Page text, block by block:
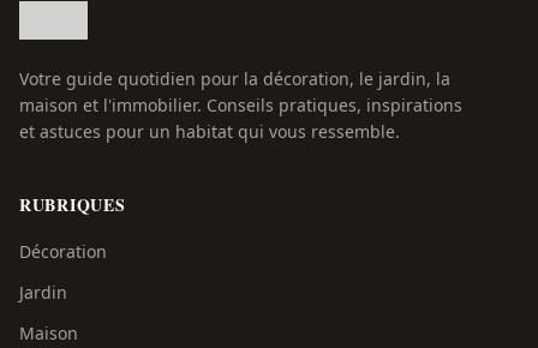
Votre guide quotidien pour la décoration, le jardin, la
maison et l'immobilier. Conseils pratiques, inspirations
et astuces pour un habitat qui vous ressemble.
RUBRIQUES
Décoration
Jardin
Maison